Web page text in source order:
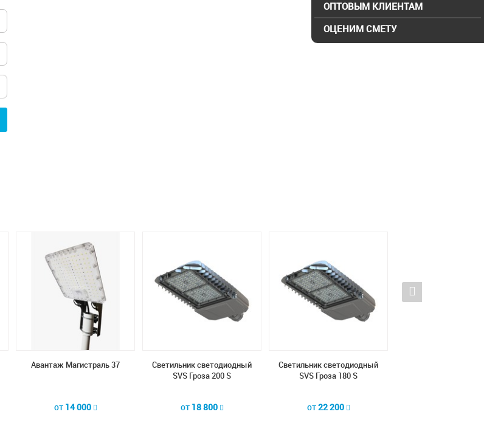
Авантаж Магистраль 37
от 14 000
Светильник светодиодный
SVS Гроза 200 S
от 18 800
Светильник светодиодный
SVS Гроза 180 S
от22 200
ОПТОВЫМ КЛИЕНТАМ
ОЦЕНИМ СМЕТУ